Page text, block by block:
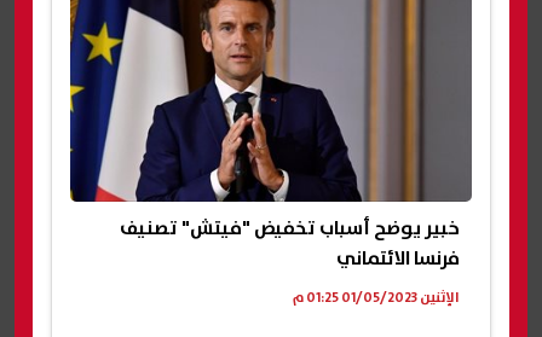
خبير يوضح أسباب تخفيض "فيتش" تصنيف
فرنسا الائتماني
الإثنين 01/05/2023 01:25 م